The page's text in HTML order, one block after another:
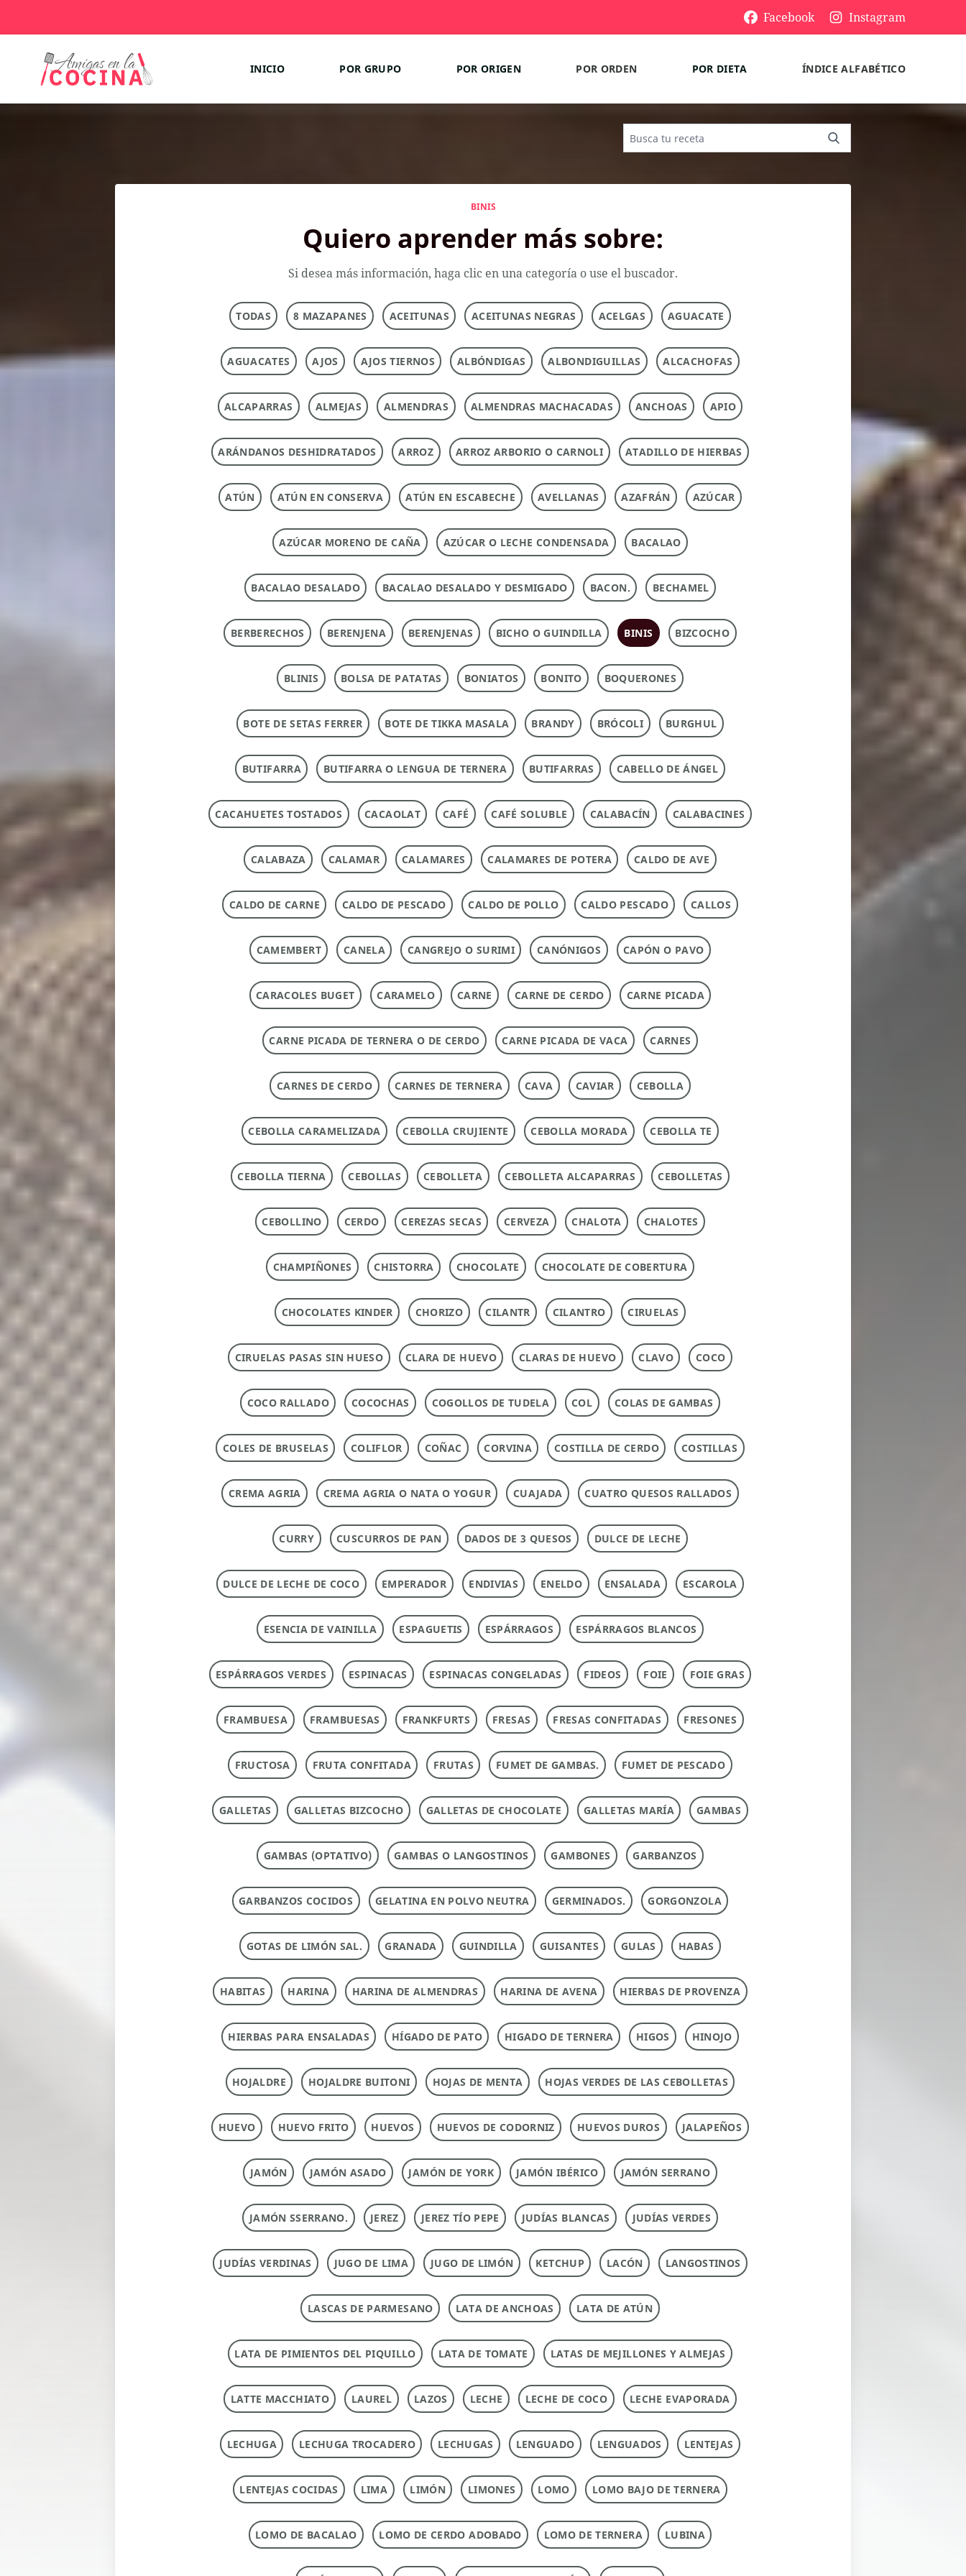
Facebook Instagram
INICIO POR GRUPO POR ORIGEN POR ORDEN POR DIETA ÍNDICE ALFABÉTICO
BINIS
Quiero aprender más sobre:
Si desea más información, haga clic en una categoría o use el buscador.
TODAS 8 MAZAPANES ACEITUNAS ACEITUNAS NEGRAS ACELGAS AGUACATE
AGUACATES AJOS AJOS TIERNOS ALBÓNDIGAS ALBONDIGUILLAS ALCACHOFAS
ALCAPARRAS ALMEJAS ALMENDRAS ALMENDRAS MACHACADAS ANCHOAS APIO
ARÁNDANOS DESHIDRATADOS ARROZ ARROZ ARBORIO O CARNOLI ATADILLO DE HIERBAS
ATÚN ATÚN EN CONSERVA ATÚN EN ESCABECHE AVELLANAS AZAFRÁN AZÚCAR
AZÚCAR MORENO DE CAÑA AZÚCAR O LECHE CONDENSADA BACALAO
BACALAO DESALADO BACALAO DESALADO Y DESMIGADO BACON. BECHAMEL
BERBERECHOS BERENJENA BERENJENAS BICHO O GUINDILLA BINIS BIZCOCHO
BLINIS BOLSA DE PATATAS BONIATOS BONITO BOQUERONES
BOTE DE SETAS FERRER BOTE DE TIKKA MASALA BRANDY BRÓCOLI BURGHUL
BUTIFARRA BUTIFARRA O LENGUA DE TERNERA BUTIFARRAS CABELLO DE ÁNGEL
CACAHUETES TOSTADOS CACAOLAT CAFÉ CAFÉ SOLUBLE CALABACÍN CALABACINES
CALABAZA CALAMAR CALAMARES CALAMARES DE POTERA CALDO DE AVE
CALDO DE CARNE CALDO DE PESCADO CALDO DE POLLO CALDO PESCADO CALLOS
CAMEMBERT CANELA CANGREJO O SURIMI CANÓNIGOS CAPÓN O PAVO
CARACOLES BUGET CARAMELO CARNE CARNE DE CERDO CARNE PICADA
CARNE PICADA DE TERNERA O DE CERDO CARNE PICADA DE VACA CARNES
CARNES DE CERDO CARNES DE TERNERA CAVA CAVIAR CEBOLLA
CEBOLLA CARAMELIZADA CEBOLLA CRUJIENTE CEBOLLA MORADA CEBOLLA TE
CEBOLLA TIERNA CEBOLLAS CEBOLLETA CEBOLLETA ALCAPARRAS CEBOLLETAS
CEBOLLINO CERDO CEREZAS SECAS CERVEZA CHALOTA CHALOTES
CHAMPIÑONES CHISTORRA CHOCOLATE CHOCOLATE DE COBERTURA
CHOCOLATES KINDER CHORIZO CILANTR CILANTRO CIRUELAS
CIRUELAS PASAS SIN HUESO CLARA DE HUEVO CLARAS DE HUEVO CLAVO COCO
COCO RALLADO COCOCHAS COGOLLOS DE TUDELA COL COLAS DE GAMBAS
COLES DE BRUSELAS COLIFLOR COÑAC CORVINA COSTILLA DE CERDO COSTILLAS
CREMA AGRIA CREMA AGRIA O NATA O YOGUR CUAJADA CUATRO QUESOS RALLADOS
CURRY CUSCURROS DE PAN DADOS DE 3 QUESOS DULCE DE LECHE
DULCE DE LECHE DE COCO EMPERADOR ENDIVIAS ENELDO ENSALADA ESCAROLA
ESENCIA DE VAINILLA ESPAGUETIS ESPÁRRAGOS ESPÁRRAGOS BLANCOS
ESPÁRRAGOS VERDES ESPINACAS ESPINACAS CONGELADAS FIDEOS FOIE FOIE GRAS
FRAMBUESA FRAMBUESAS FRANKFURTS FRESAS FRESAS CONFITADAS FRESONES
FRUCTOSA FRUTA CONFITADA FRUTAS FUMET DE GAMBAS. FUMET DE PESCADO
GALLETAS GALLETAS BIZCOCHO GALLETAS DE CHOCOLATE GALLETAS MARÍA GAMBAS
GAMBAS (OPTATIVO) GAMBAS O LANGOSTINOS GAMBONES GARBANZOS
GARBANZOS COCIDOS GELATINA EN POLVO NEUTRA GERMINADOS. GORGONZOLA
GOTAS DE LIMÓN SAL. GRANADA GUINDILLA GUISANTES GULAS HABAS
HABITAS HARINA HARINA DE ALMENDRAS HARINA DE AVENA HIERBAS DE PROVENZA
HIERBAS PARA ENSALADAS HÍGADO DE PATO HIGADO DE TERNERA HIGOS HINOJO
HOJALDRE HOJALDRE BUITONI HOJAS DE MENTA HOJAS VERDES DE LAS CEBOLLETAS
HUEVO HUEVO FRITO HUEVOS HUEVOS DE CODORNIZ HUEVOS DUROS JALAPEÑOS
JAMÓN JAMÓN ASADO JAMÓN DE YORK JAMÓN IBÉRICO JAMÓN SERRANO
JAMÓN SSERRANO. JEREZ JEREZ TÍO PEPE JUDÍAS BLANCAS JUDÍAS VERDES
JUDÍAS VERDINAS JUGO DE LIMA JUGO DE LIMÓN KETCHUP LACÓN LANGOSTINOS
LASCAS DE PARMESANO LATA DE ANCHOAS LATA DE ATÚN
LATA DE PIMIENTOS DEL PIQUILLO LATA DE TOMATE LATAS DE MEJILLONES Y ALMEJAS
LATTE MACCHIATO LAUREL LAZOS LECHE LECHE DE COCO LECHE EVAPORADA
LECHUGA LECHUGA TROCADERO LECHUGAS LENGUADO LENGUADOS LENTEJAS
LENTEJAS COCIDAS LIMA LIMÓN LIMONES LOMO LOMO BAJO DE TERNERA
LOMO DE BACALAO LOMO DE CERDO ADOBADO LOMO DE TERNERA LUBINA